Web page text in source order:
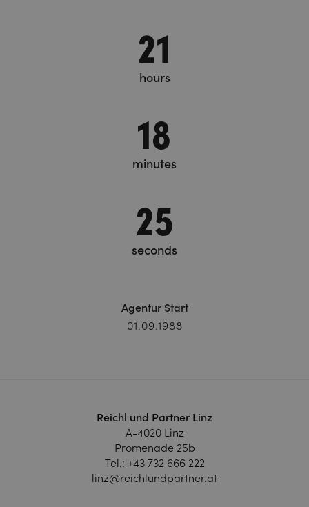
21
hours
18
minutes
26
seconds
Agentur Start
01.09.1988
Reichl und Partner Linz
A-4020 Linz
Promenade 25b
Tel.: +43 732 666 222
linz@reichlundpartner.at